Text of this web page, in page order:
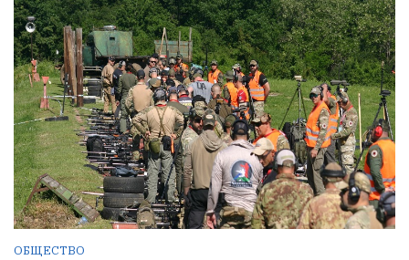
ОБЩЕСТВО